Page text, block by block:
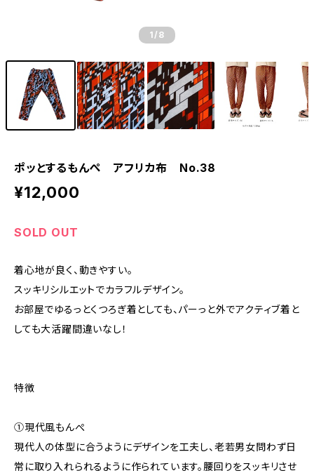
1 /8
ポッとするもんぺ アフリカ布 No.38
¥12,000
SOLD OUT
着心地が良く、動きやすい。
スッキリシルエットでカラフルデザイン。
お部屋でゆるっとくつろぎ着としても、パーっと外でアクティブ着と
しても大活躍間違いなし！
特徴
①現代風もんぺ
現代人の体型に合うようにデザインを工夫し、老若男女問わず日
常に取り入れられるように作られています。腰回りをスッキリさせ